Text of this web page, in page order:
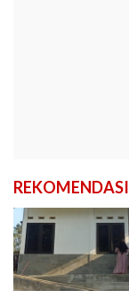
REKOMENDASI